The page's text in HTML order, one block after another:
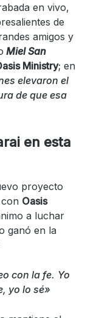
en vivo,
de
amigos y
Miel San
Ministry; en
elevaron el
de que esa
en esta
proyecto
Oasis
a luchar
ganó en la
con la fe. Yo
yo lo sé»